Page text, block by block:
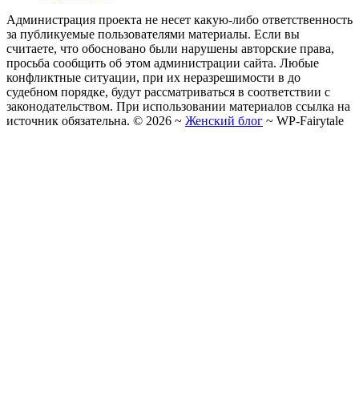
Администрация проекта не несет какую-либо ответственность
за публикуемые пользователями материалы. Если вы
считаете, что обосновано были нарушены авторские права,
просьба сообщить об этом администрации сайта. Любые
конфликтные ситуации, при их неразрешимости в до
судебном порядке, будут рассматриваться в соответствии с
законодательством. При использовании материалов ссылка на
источник обязательна. © 2026 ~ Женский блог ~ WP-Fairytale